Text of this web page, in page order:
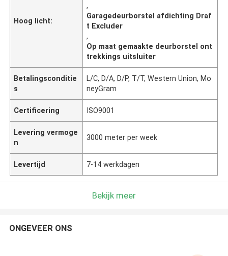
Hoog licht:
,
Garagedeurborstel afdichting Draf
t Excluder
,
Op maat gemaakte deurborstel ont
trekkings uitsluiter
Betalingsconditie
s
L/C, D/A, D/P, T/T, Western Union, Mo
neyGram
Certificering ISO9001
Levering vermoge
n
3000 meter per week
Levertijd 7-14 werkdagen
Bekijk meer
ONGEVEER ONS